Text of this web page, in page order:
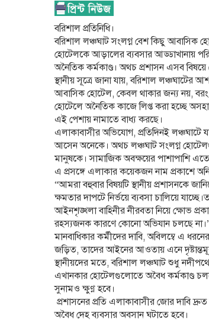
বরিশাল প্রতিনিধি।
বরিশাল লঞ্চঘাট সংলগ্ন বেশ কিছু আবাসিক
হোটেলকে আড়ালের ব্যবসার আড্ডাখানায়
অনৈতিক কর্মকাণ্ড। অথচ প্রশাসন এসব
স্থানীয় সূত্রে জানা যায়, বরিশাল
আবাসিক হোটেল, কেবল থাকার জন্য নয়, বরং
হোটেলে অনৈতিক কাজে লিপ্ত করা হচ্ছে
এই পেশায় নামাতে বাধ্য করছে।
এলাকাবাসীর অভিযোগ, প্রতিদিনই লঞ্চঘাটে
আসেন অনেকে। অথচ লঞ্চঘাট সংলগ্ন
মানুষকে। সামাজিক অবক্ষয়ের পাশাপাশি
এ প্রসঙ্গে এলাকার কয়েকজন নাম প্রকাশে
“আমরা বহুবার বিষয়টি স্থানীয় প্রশাসনকে
ক্ষমতার দাপটে নির্ভয়ে ব্যবসা চালিয়ে
আইনশৃঙ্খলা বাহিনীর নীরবতা নিয়ে ক্ষোভ
রহস্যজনক কারণে কোনো অভিযান চলছে
মানবাধিকার কর্মীদের দাবি, অবিলম্বে এ
জড়িত, তাদের আইনের আওতায় এনে
স্থানীয়দের মতে, বরিশাল লঞ্চঘাট শুধু
এখানকার হোটেলগুলোতে অবৈধ কর্মকাণ্ড
সুনামও ক্ষুণ্ণ হবে।
প্রশাসনের প্রতি এলাকাবাসীর জোর দাবি
অবৈধ দেহ ব্যবসার অবসান ঘটাতে হবে।